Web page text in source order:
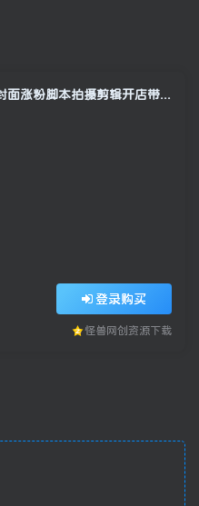
2026AI爆款小红书实战营62期：45天掌握定位选题封面涨粉脚本拍摄剪辑开店带货全流程
登录购买
怪兽网创资源下载